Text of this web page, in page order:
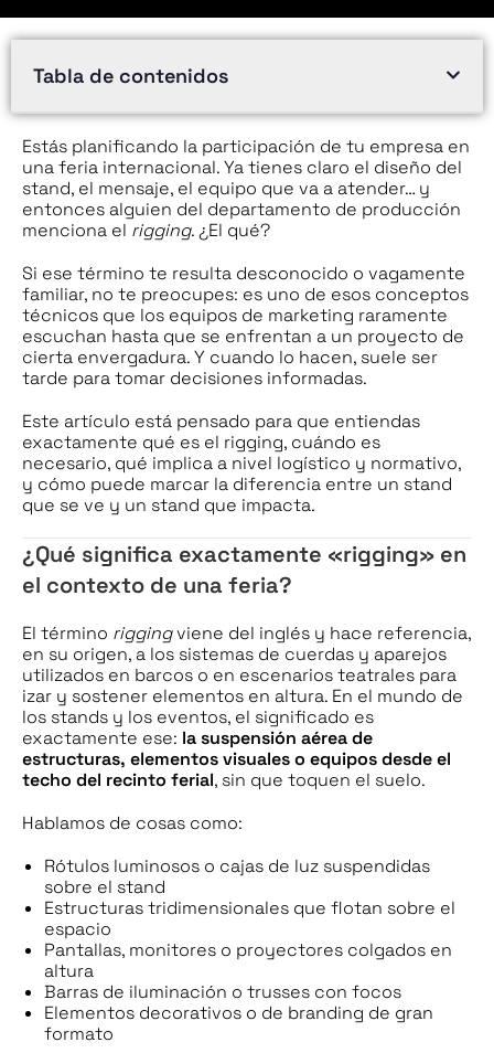
Tabla de contenidos
Estás planificando la participación de tu empresa en
una feria internacional. Ya tienes claro el diseño del
stand, el mensaje, el equipo que va a atender… y
entonces alguien del departamento de producción
menciona el rigging. ¿El qué?
Si ese término te resulta desconocido o vagamente
familiar, no te preocupes: es uno de esos conceptos
técnicos que los equipos de marketing raramente
escuchan hasta que se enfrentan a un proyecto de
cierta envergadura. Y cuando lo hacen, suele ser
tarde para tomar decisiones informadas.
Este artículo está pensado para que entiendas
exactamente qué es el rigging, cuándo es
necesario, qué implica a nivel logístico y normativo,
y cómo puede marcar la diferencia entre un stand
que se ve y un stand que impacta.
¿Qué significa exactamente «rigging» en
el contexto de una feria?
El término riggingviene del inglés y hace referencia,
en su origen, a los sistemas de cuerdas y aparejos
utilizados en barcos o en escenarios teatrales para
izar y sostener elementos en altura. En el mundo de
los stands y los eventos, el significado es
exactamente ese: la suspensión aérea de
estructuras, elementos visuales o equipos desde el
techo del recinto ferial, sin que toquen el suelo.
Hablamos de cosas como:
Rótulos luminosos o cajas de luz suspendidas
sobre el stand
Estructuras tridimensionales que flotan sobre el
espacio
Pantallas, monitores o proyectores colgados en
altura
Barras de iluminación o trusses con focos
Elementos decorativos o de branding de gran
formato